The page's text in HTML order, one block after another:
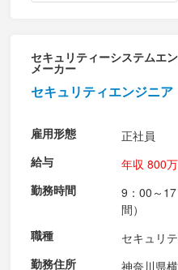
セキュリティーシステムエ
メーカー
セキュリティエンジニア
雇用形態
正社員
給与
年収 800
勤務時間
9：00～
間）
職種
セキュリ
勤務住所
神奈川県